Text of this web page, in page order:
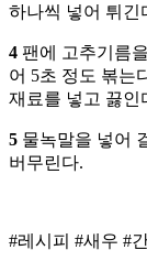
하나씩 넣어 튀긴
4 팬에 고추기름
어 5초 정도 볶는
재료를 넣고 끓인
5 물녹말을 넣어
버무린다.
#레시피 #새우 #